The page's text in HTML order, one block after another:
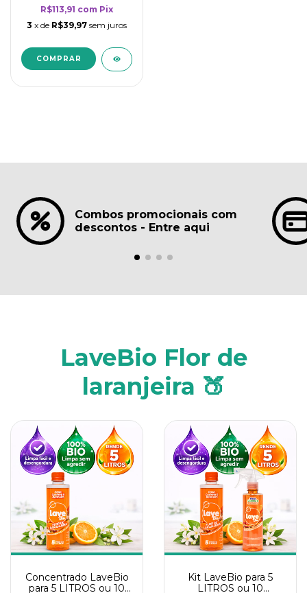
R$113,91 com Pix
3 x de R$39,97 sem juros
Combos promocionais com
descontos - Entre aqui
LaveBio Flor de
laranjeira 🍑
Concentrado LaveBio
para 5 LITROS ou 10
Kit LaveBio para 5
LITROS ou 10